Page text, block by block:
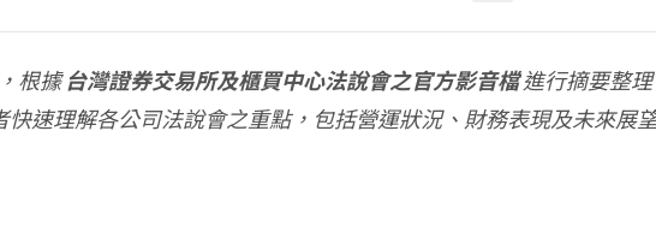
根據台灣證券交易所及櫃買中心法說會之官方影音檔進行摘要整
快速理解各公司法說會之重點，包括營運狀況、財務表現及未來展